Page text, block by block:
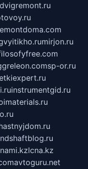
dvigremont.ru
vyitikho.rumirjon.ru
greleon.comsp-or.ru
instrumentgid.ru
lcna.kz
avtoguru.net